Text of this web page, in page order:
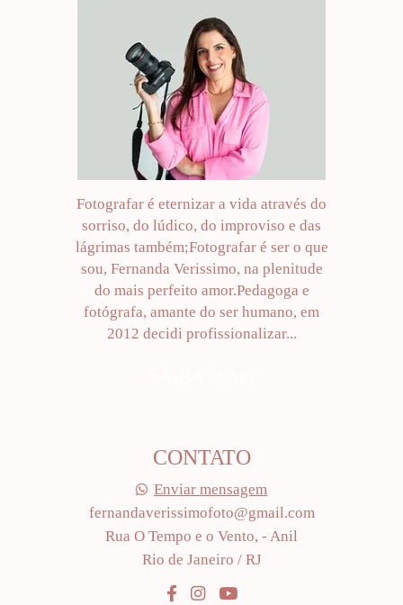
Fotografar é eternizar a vida através do
sorriso, do lúdico, do improviso e das
lágrimas também;Fotografar é ser o que
sou, Fernanda Verissimo, na plenitude
do mais perfeito amor.Pedagoga e
fotógrafa, amante do ser humano, em
2012 decidi profissionalizar...
CONTATO
Enviar mensagem
fernandaverissimofoto@gmail.com
Rua O Tempo e o Vento, - Anil
Rio de Janeiro / RJ